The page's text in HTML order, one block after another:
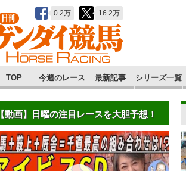
0.2万 16.2万
TOP 今週のレース 最新記事 シリーズ一覧
【動画】日曜の注目レースを大胆予想！